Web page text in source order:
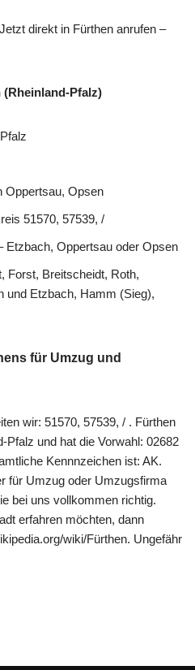
direkt in Fürthen anrufen –
Pfalz)
Oppertsau, Opsen
51570, 57539, /
Etzbach, Oppertsau oder Opsen
Forst, Breitscheidt, Roth,
und Etzbach, Hamm (Sieg),
für Umzug und
wir: 51570, 57539, / . Fürthen
Pfalz und hat die Vorwahl: 02682
Kennnzeichen ist: AK.
für Umzug oder Umzugsfirma
bei uns vollkommen richtig.
erfahren möchten, dann
wiki/Fürthen. Ungefähr